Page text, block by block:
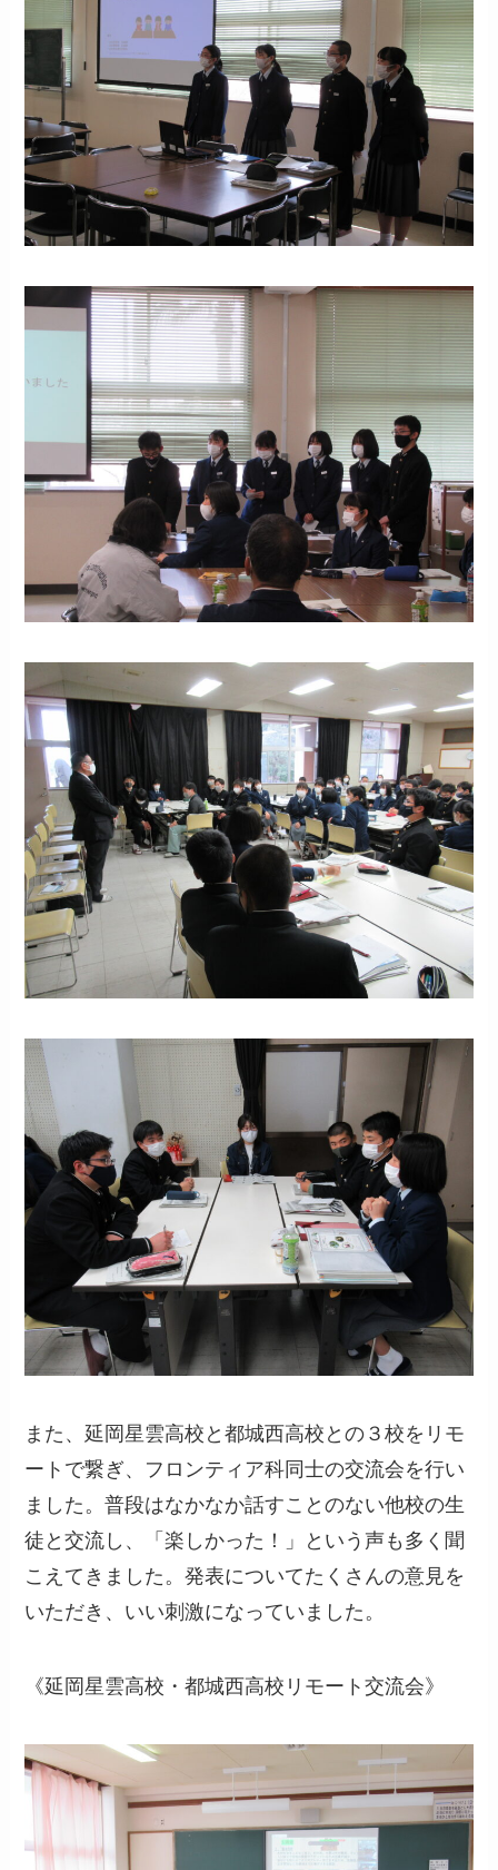
また、延岡星雲高校と都城西高校との３校をリモ
ートで繋ぎ、フロンティア科同士の交流会を行い
ました。普段はなかなか話すことのない他校の生
徒と交流し、「楽しかった！」という声も多く聞
こえてきました。発表についてたくさんの意見を
いただき、いい刺激になっていました。
《延岡星雲高校・都城西高校リモート交流会》